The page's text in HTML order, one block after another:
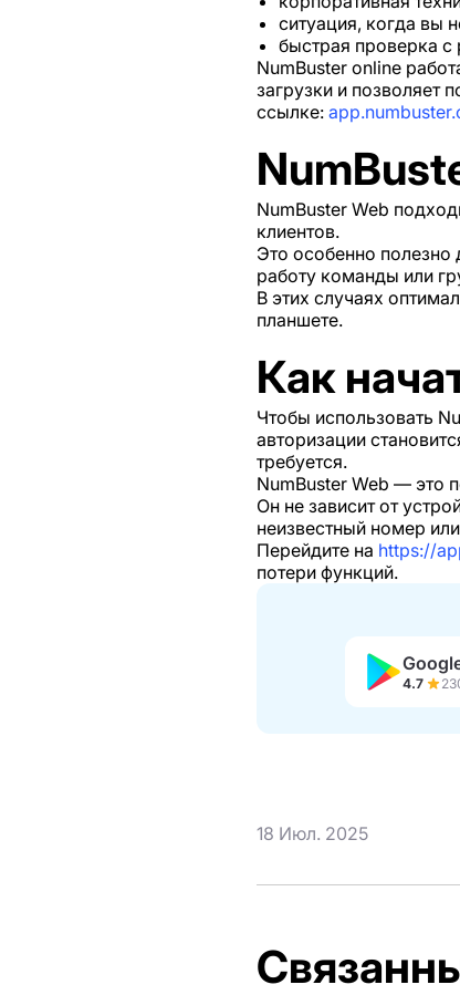
ситуация, когда вы
быстрая проверка с
NumBuster online
загрузки и позволяет
ссылке:
NumBuster Web
клиентов.
Это особенно
работу команды или
В этих случаях
планшете.
Как
Чтобы использовать
авторизации
требуется.
NumBuster Web — это
Он не зависит от
неизвестный номер
Перейдите на https://
потери функций.
4.7
18 Июл. 2025